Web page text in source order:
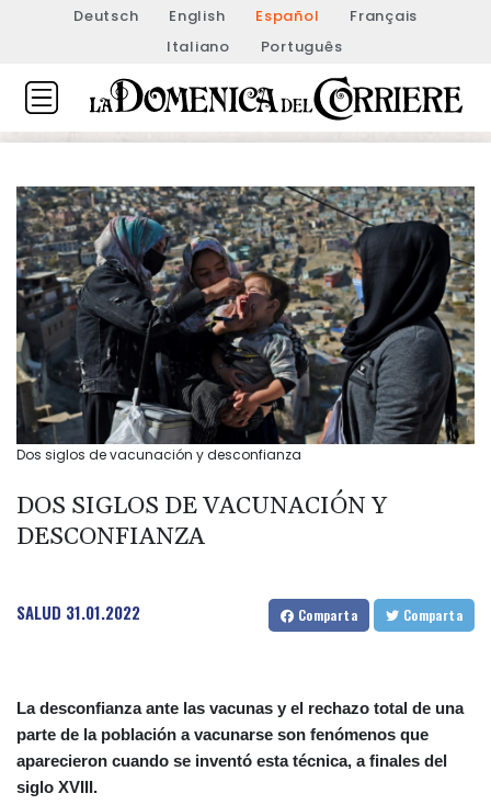
Deutsch English Español
Français
Italiano
Português
Dos siglos de vacunación y desconfianza
DOS SIGLOS DE VACUNACIÓN Y
DESCONFIANZA
SALUD 31.01.2022 Comparta Comparta
La desconfianza ante las vacunas y el rechazo total de una
parte de la población a vacunarse son fenómenos que
aparecieron cuando se inventó esta técnica, a finales del
siglo XVIII.